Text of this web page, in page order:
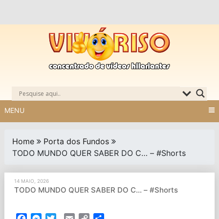
MENU
Home
Porta dos Fundos
TODO MUNDO QUER SABER DO C… – #Shorts
14 MAIO, 2026
TODO MUNDO QUER SABER DO C… – #Shorts